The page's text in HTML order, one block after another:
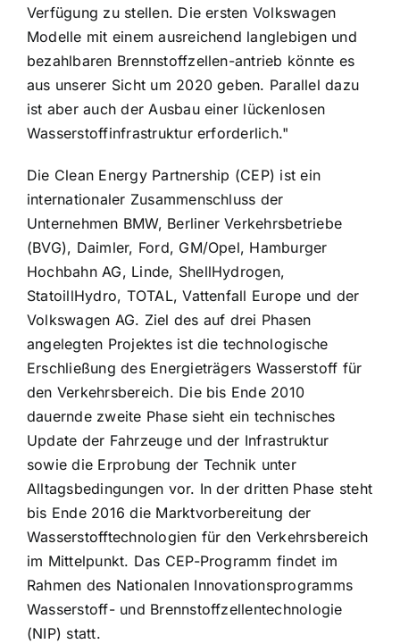
Verfügung zu stellen. Die ersten Volkswagen
Modelle mit einem ausreichend langlebigen und
bezahlbaren Brennstoffzellen-antrieb könnte es
aus unserer Sicht um 2020 geben. Parallel dazu
ist aber auch der Ausbau einer lückenlosen
Wasserstoffinfrastruktur erforderlich."
Die Clean Energy Partnership (CEP) ist ein
internationaler Zusammenschluss der
Unternehmen BMW, Berliner Verkehrsbetriebe
(BVG), Daimler, Ford, GM/Opel, Hamburger
Hochbahn AG, Linde, ShellHydrogen,
StatoillHydro, TOTAL, Vattenfall Europe und der
Volkswagen AG. Ziel des auf drei Phasen
angelegten Projektes ist die technologische
Erschließung des Energieträgers Wasserstoff für
den Verkehrsbereich. Die bis Ende 2010
dauernde zweite Phase sieht ein technisches
Update der Fahrzeuge und der Infrastruktur
sowie die Erprobung der Technik unter
Alltagsbedingungen vor. In der dritten Phase steht
bis Ende 2016 die Marktvorbereitung der
Wasserstofftechnologien für den Verkehrsbereich
im Mittelpunkt. Das CEP-Programm findet im
Rahmen des Nationalen Innovationsprogramms
Wasserstoff- und Brennstoffzellentechnologie
(NIP) statt.